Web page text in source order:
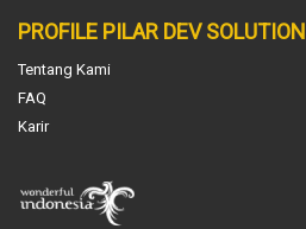
PROFILE PILAR DEV SOLUTION
Tentang Kami
FAQ
Karir